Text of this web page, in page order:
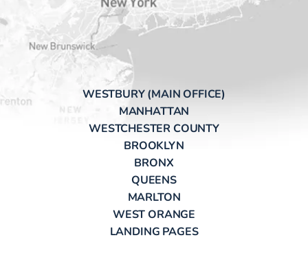
WESTBURY (MAIN OFFICE)
MANHATTAN
WESTCHESTER COUNTY
BROOKLYN
BRONX
QUEENS
MARLTON
WEST ORANGE
LANDING PAGES